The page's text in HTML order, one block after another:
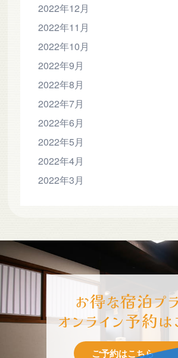
2022年12月
2022年11月
2022年10月
2022年9月
2022年8月
2022年7月
2022年6月
2022年5月
2022年4月
2022年3月
ご予約はこちら